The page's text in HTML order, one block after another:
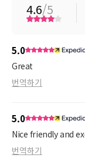
4.6/5
5.0
Great
번역하기
5.0
Nice friendly and
번역하기